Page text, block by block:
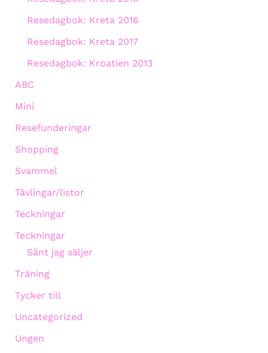
Resedagbok: Kreta 2016
Resedagbok: Kreta 2017
Resedagbok: Kroatien 2013
ABC
Mini
Resefunderingar
Shopping
Svammel
Tävlingar/listor
Teckningar
Teckningar
Sånt jag säljer
Träning
Tycker till
Uncategorized
Ungen